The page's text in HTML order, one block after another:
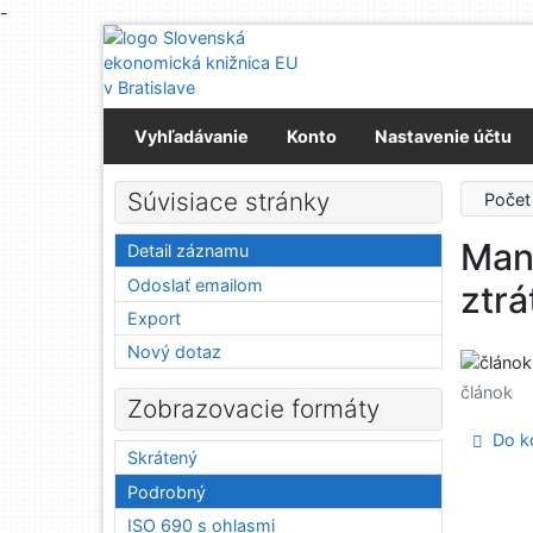
-
Prejsť na obsah
Prejsť na menu
Prehlásenie o webovej prístupnosti
Vyhľadávanie Konto Nastavenie účtu
článok
Do
Súvisiace stránky
Detail záznamu
Odoslať emailom
Export
Nový dotaz
Zobrazovacie formáty
Skrátený
Podrobný
ISO 690 s ohlasmi